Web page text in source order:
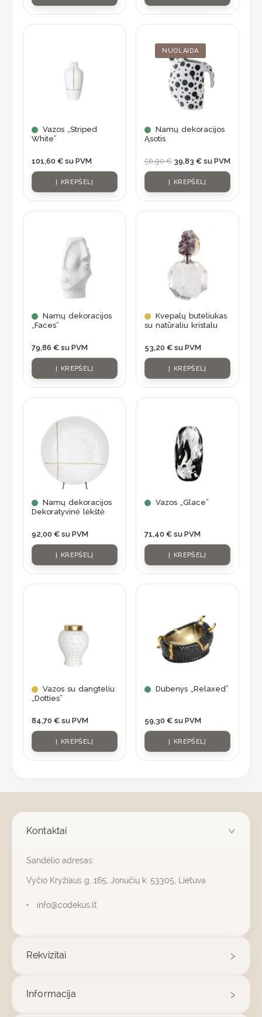
Vazos „Striped
White”
101,60 € su PVM
Į KREPŠELĮ
NUOLAIDA
Namų dekoracijos
Ąsotis
56,90€
was:
56,90 €.
39,83 €
is:
39,83 €.
su PVM
Į KREPŠELĮ
Namų dekoracijos
„Faces”
79,86 € su PVM
Į KREPŠELĮ
Kvepalų buteliukas
su natūraliu kristalu
53,20 € su PVM
Į KREPŠELĮ
Namų dekoracijos
Dekoratyvinė lėkštė
92,00 € su PVM
Į KREPŠELĮ
Vazos „Glace”
71,40 € su PVM
Į KREPŠELĮ
Vazos su dangteliu
„Dotties”
84,70 € su PVM
Į KREPŠELĮ
Dubenys „Relaxed”
59,30 € su PVM
Į KREPŠELĮ
Kontaktai
Sandėlio adresas:
Vyčio Kryžiaus g. 165, Jonučių k. 53305, Lietuva
info@codekus.lt
Rekvizitai
Informacija